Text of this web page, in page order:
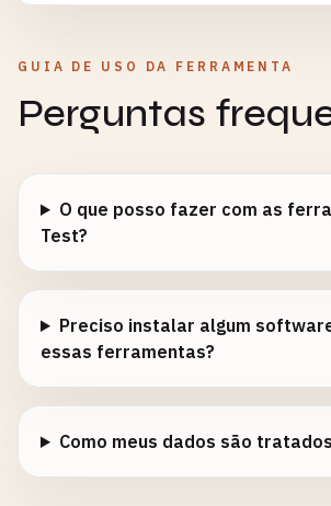
GUIA DE USO DA FERRAMENTA
Perguntas
O que posso fazer com as
Test?
Preciso instalar algum
essas ferramentas?
Como meus dados são